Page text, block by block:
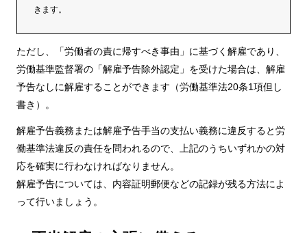
きます。
ただし、「労働者の責に帰すべき事由」に基づく解雇であり、
労働基準監督署の「解雇予告除外認定」を受けた場合は、解雇
予告なしに解雇することができます（労働基準法20条1項但し
書き）。
解雇予告義務または解雇予告手当の支払い義務に違反すると労
働基準法違反の責任を問われるので、上記のうちいずれかの対
応を確実に行わなければなりません。
解雇予告については、内容証明郵便などの記録が残る方法によ
って行いましょう。